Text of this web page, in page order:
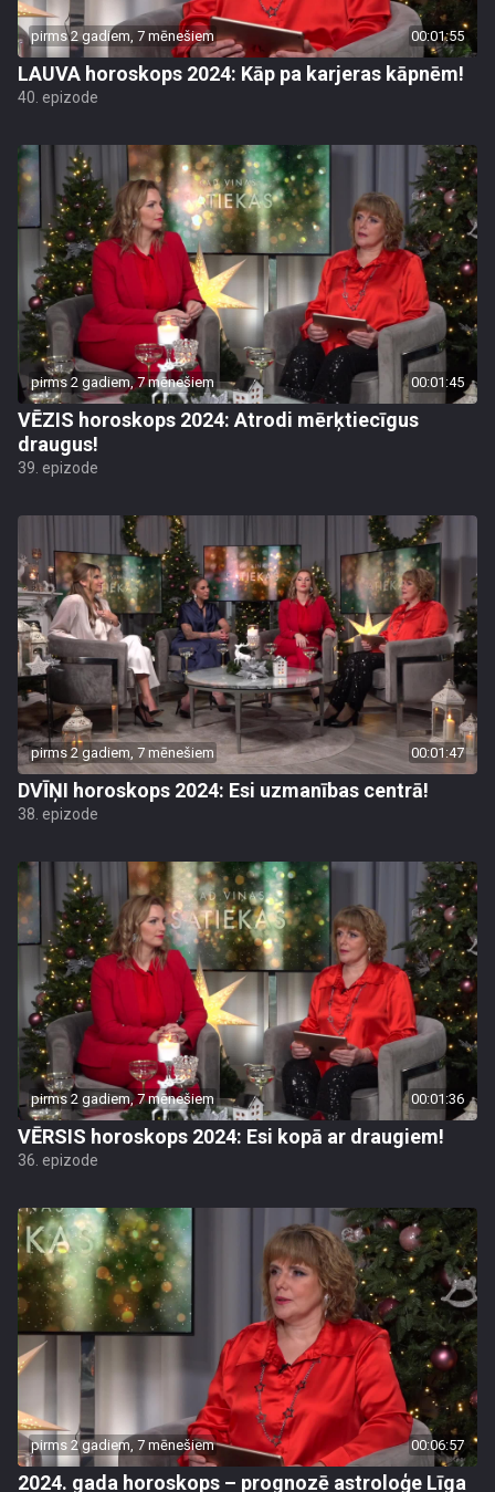
pirms 2 gadiem, 7 mēnešiem 00:01:55
LAUVA horoskops 2024: Kāp pa karjeras kāpnēm!
40. epizode
pirms 2 gadiem, 7 mēnešiem 00:01:45
VĒZIS horoskops 2024: Atrodi mērķtiecīgus
draugus!
39. epizode
pirms 2 gadiem, 7 mēnešiem 00:01:47
DVĪŅI horoskops 2024: Esi uzmanības centrā!
38. epizode
pirms 2 gadiem, 7 mēnešiem 00:01:36
VĒRSIS horoskops 2024: Esi kopā ar draugiem!
36. epizode
pirms 2 gadiem, 7 mēnešiem 00:06:57
2024. gada horoskops – prognozē astroloģe Līga